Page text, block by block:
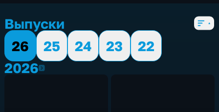
Выпуски
26
25 24 23
22
20262026